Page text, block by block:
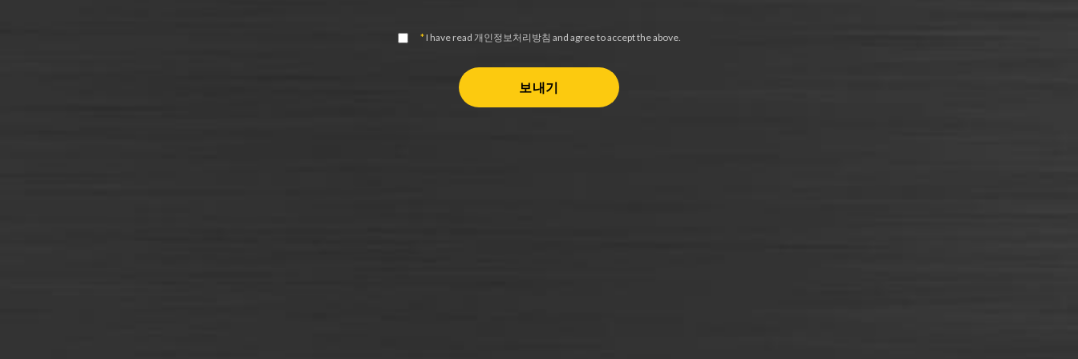
*I have read 개인정보처리방침 and agree to accept the above.
보내기